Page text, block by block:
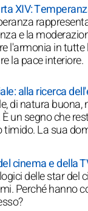
XIV:
e la
l'armonia in tutte
la pace interiore.
alla ricerca
di natura buona,
un segno che
timido. La sua
cinema e della
delle star del
Perché hanno